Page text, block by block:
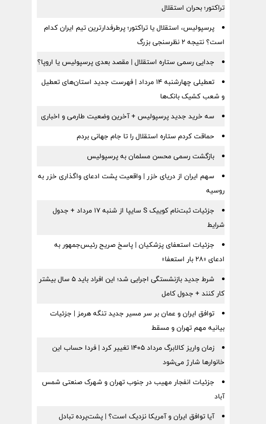
تراکتور؛ بحران استقلال
پرسپولیس، استقلال یا تراکتور؛ پرطرفدارترین تیم ایران کدام
است؟ نتیجه ۲ نظرسنجی بزرگ
جدایی رسمی ستاره استقلال | مقصد بعدی پرسپولیس یا اروپا؟
تعطیلی چهارشنبه ۱۴ مرداد | فهرست جدید استان‌های تعطیل
و شعب کشیک بانک‌ها
سه خرید جدید پرسپولیس + آخرین وضعیت طارمی و اخباری
حماقت کردم ستاره استقلال را تا جام جهانی بردم
بازگشت رسمی محسن مسلمان به پرسپولیس
سهم ایران از دریای خزر | واقعیت پشت ادعای واگذاری خزر به
روسیه
جزئیات ثبت‌نام کوییک S سایپا از شنبه ۱۷ مرداد + جدول
شرایط
جزئیات استعفای پزشکیان | پاسخ صریح رئیس‌جمهور به
ادعای «۲۸ بار استعفا»
شرط جدید بازنشستگی اجرایی شد؛ این افراد باید ۵ سال بیشتر
کار کنند + جدول کامل
توافق ایران و عمان بر سر مسیر جدید تنگه هرمز | جزئیات
بیانیه مهم تهران و مسقط
زمان واریز کالابرگ مرداد ۱۴۰۵ تغییر کرد | فردا حساب این
خانوارها شارژ می‌شود
جزئیات انفجار مهیب در جنوب تهران و شهرک صنعتی شمس
آباد
آیا توافق ایران و آمریکا نزدیک است؟ | پشت‌پرده تبادل